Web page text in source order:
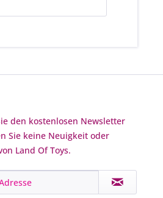
den kostenlosen Newsletter
Sie keine Neuigkeit oder
Land Of Toys.